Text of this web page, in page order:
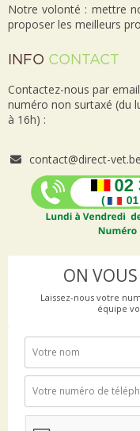
Notre volonté : mettre
proposer les meilleurs
INFO CONTACT
Contactez-nous par
numéro non surtaxé (du
à 16h) :
contact@direct-vet.be
ON VOUS
Laissez-nous votre
équipe